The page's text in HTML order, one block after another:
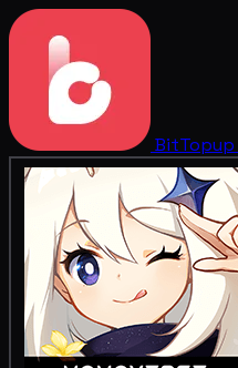
BitTopup